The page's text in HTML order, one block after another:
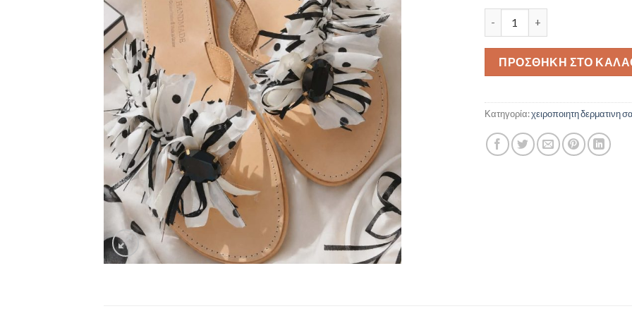
ΠΡΟΣΘΉΚΗ ΣΤΟ
Κατηγορία:χειροποιητη δερματινη